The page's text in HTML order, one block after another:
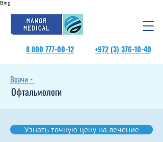
Bing
8 800 777-00-12 +972 (3) 376-10-40
Врачи -
Офтальмологи
Узнать точную цену на лечение